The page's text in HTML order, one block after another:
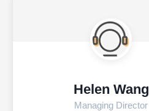
Helen Wang
Managing Director